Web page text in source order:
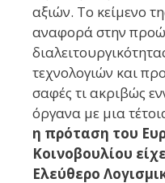
αξιών. Το κείμενο
αναφορά στην
τεχνολογιών και
σαφές τι ακριβώς
όργανα με μια
η πρόταση του
Κοινοβουλίου
Ελεύθερο